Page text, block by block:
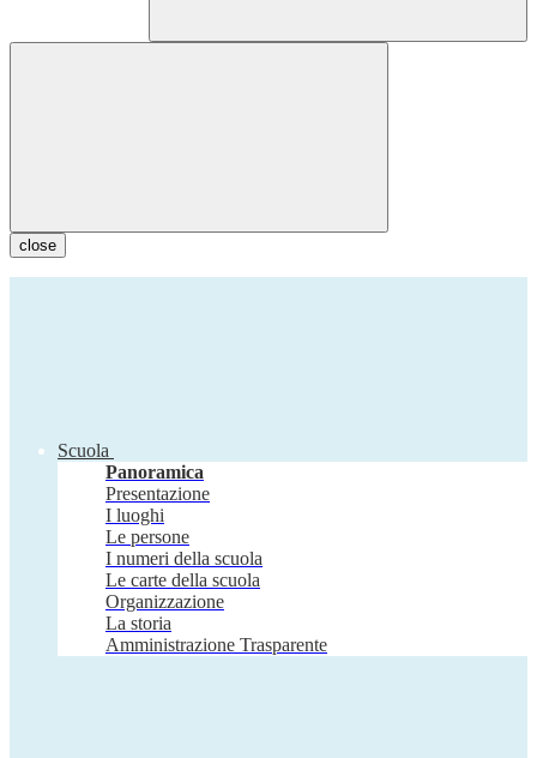
close
Scuola
Panoramica
Presentazione
I luoghi
Le persone
I numeri della scuola
Le carte della scuola
Organizzazione
La storia
Amministrazione Trasparente